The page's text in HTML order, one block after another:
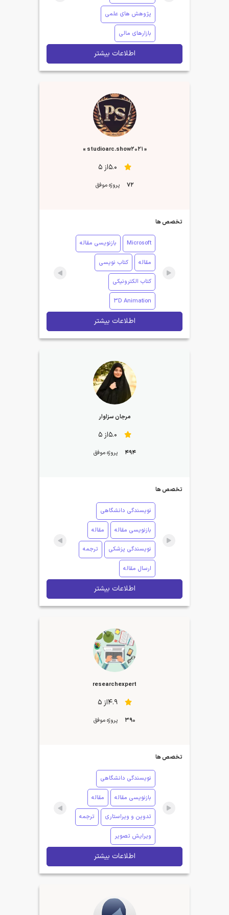
پژوهش های علمی
بازارهای مالی
اطلاعات بیشتر
« studioarc.show2021 »
5.0از 5
72 پروژه موفق
تخصص ها
Microsoft بازنویسی مقاله
مقاله کتاب نویسی
کتاب الکترونیکی
3D Animation
اطلاعات بیشتر
مرجان سزاوار
5.0از 5
494 پروژه موفق
تخصص ها
نویسندگی دانشگاهی
بازنویسی مقاله مقاله
نویسندگی پزشکی ترجمه
ارسال مقاله
اطلاعات بیشتر
researchexpert
4.9از 5
390 پروژه موفق
تخصص ها
نویسندگی دانشگاهی
بازنویسی مقاله مقاله
تدوین و ویراستاری ترجمه
ویرایش تصویر
اطلاعات بیشتر